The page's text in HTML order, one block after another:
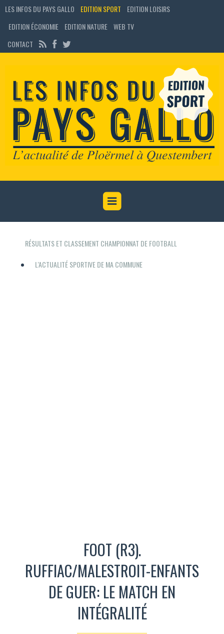
LES INFOS DU PAYS GALLO EDITION SPORT
EDITION LOISIRS
EDITION ÉCONOMIE
EDITION NATURE WEB TV
CONTACT
RÉSULTATS ET CLASSEMENT CHAMPIONNAT DE FOOTBALL
L'ACTUALITÉ SPORTIVE DE MA COMMUNE
FOOT (R3).
RUFFIAC/MALESTROIT-ENFANTS
DE GUER: LE MATCH EN
INTÉGRALITÉ